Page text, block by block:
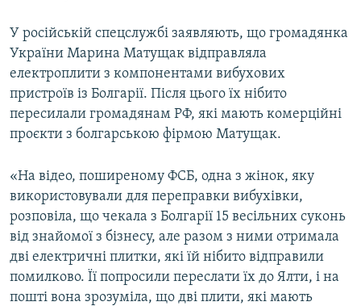
У російській спецслужбі заявляють, що громадянка
України Марина Матущак відправляла
електроплити з компонентами вибухових
пристроїв із Болгарії. Після цього їх нібито
пересилали громадянам РФ, які мають комерційні
проєкти з болгарською фірмою Матущак.
«На відео, поширеному ФСБ, одна з жінок, яку
використовували для переправки вибухівки,
розповіла, що чекала з Болгарії 15 весільних суконь
від знайомої з бізнесу, але разом з ними отримала
дві електричні плитки, які їй нібито відправили
помилково. Її попросили переслати їх до Ялти, і на
пошті вона зрозуміла, що дві плити, які мають